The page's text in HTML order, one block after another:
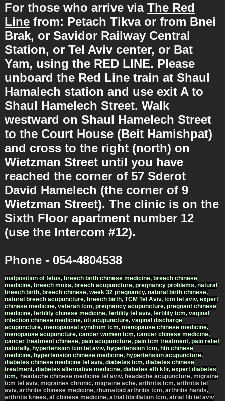
For those who arrive via The Red
Line from: Petach Tikva or from Bnei
Brak, or Savidor Railway Central
Station, or Tel Aviv center, or Bat
Yam, using the RED LINE. Please
unboard the Red Line train at Shaul
Hamalech station and use exit A to
Shaul Hamelech Street. Walk
westward on Shaul Hamelech Street
to the Court House (Beit Hamishpat)
and cross to the right (north) on
Wietzman Street until you have
reached the corner of 57 Sderot
David Hamelech (the corner of 9
Wietzman Street). The clinic is on the
Sixth Floor apartment number 12
(use the Intercom #12).
Phone - 054-4804538
malposition of fetus, breech birth chinese medicine, breech chinese
medicine, breech moxa, breech acupuncture, pregnancy problems, natural
breech birth, breech chinese, week 32 pregnancy, natural birth chinese,
natural breech acupuncture, breech birth, TCM Tel Aviv, tcm tel aviv, expert
chinese medicine, veteran tcm, pregnancy acupuncture, pregnant chinese
medicine, fertility chinese medicine, fertility tel aviv, fertility tcm, vaginal
infection chinese medicine, uti acupuncture, vaginal discharge
acupuncture, menopausal syndrom tcm, menopause chinese medicine,
menopause acupuncture, cancer women tcm, cancer chinese medicine,
cancer treatment chinese, pain acupuncture, pain tcm treatment, pain relief
naturally, hypertension tcm tel aviv, hypertension tcm, htn chinese
medicine, hypertension chinese medicine, hypertension acupuncture,
diabetes chinese medicine tel aviv, diabetes tcm, diabetes chinese
treatment, diabetes alternative medicine, diabetes effi kfir, expert diabetes
tcm, headache chinese medicine tel aviv, headache acupuncture, migraine
tcm tel aviv, migraines chronic, migraine ache, arthritis tcm, arthritis tel
aviv, arthritis chinese medicine, rhumatoid arthritis tcm, arthritis hands,
arthritis knees, af chinese medicine, atrial fibrillation tcm, atrial fib tel aviv